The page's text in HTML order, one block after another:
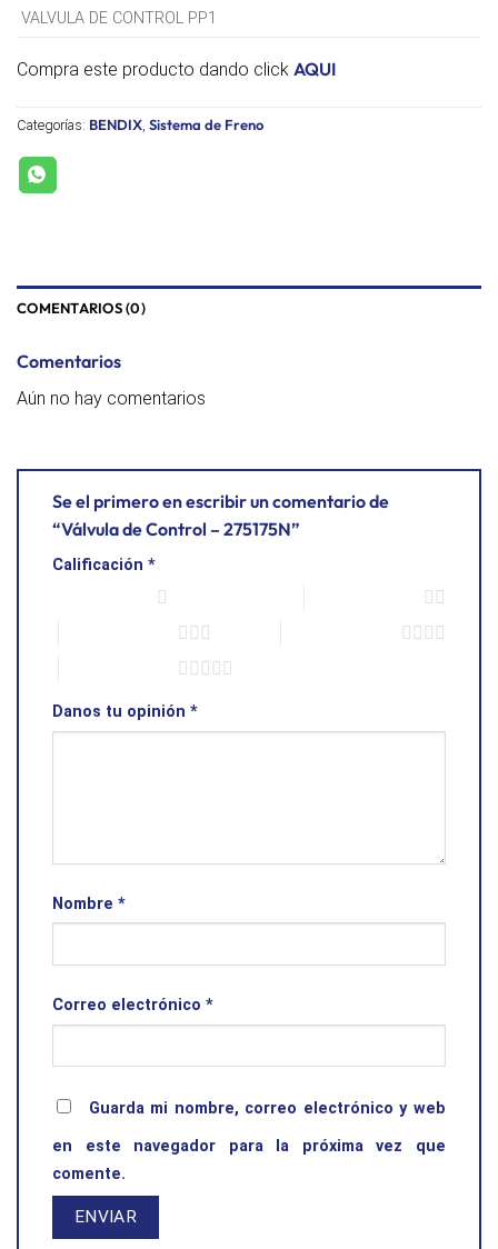
VALVULA DE CONTROL PP1
Compra este producto dando click AQUI
Categorías: BENDIX Sistema de Freno
COMENTARIOS (0)
Comentarios
Aún no hay comentarios
Se el primero en escribir un comentario de
“Válvula de Control – 275175N”
Calificación *
Danos tu opinión *
Nombre *
Correo electrónico *
Guarda mi nombre, correo electrónico y web
en este navegador para la próxima vez que
comente.